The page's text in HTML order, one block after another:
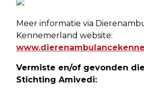
Meer informatie via
Kennemerland website:
Vermiste en/of gevonden
Stichting Amivedi: